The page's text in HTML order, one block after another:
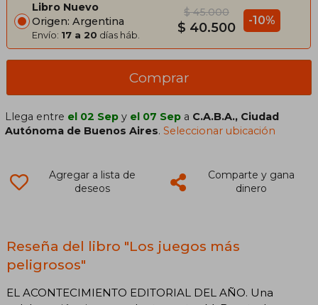
Libro Nuevo
Origen: Argentina
Envío: 17 a 20 días háb.
$ 45.000
$ 40.500 -10%
Comprar
Llega entre el 02 Sep y el 07 Sep a C.A.B.A., Ciudad
Autónoma de Buenos Aires.Seleccionar ubicación
Agregar a lista de
deseos
Comparte y gana
dinero
Reseña del libro "Los juegos más
peligrosos"
EL ACONTECIMIENTO EDITORIAL DEL AÑO. Una